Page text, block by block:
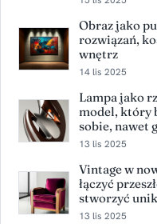
Obraz jako
rozwiązań,
wnętrz
14 lis 2025
Lampa jako
model, który
sobie, nawet
13 lis 2025
Vintage w
łączyć
stworzyć
13 lis 2025